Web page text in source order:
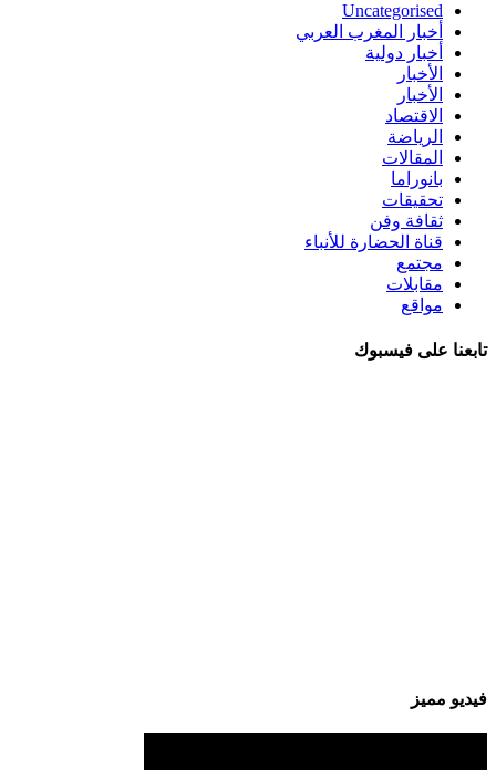
Uncategorised
أخبار المغرب العربي
أخبار دولية
الأخبار
الأخبار
الاقتصاد
الرياضة
المقالات
بانوراما
تحقيقات
ثقافة وفن
قناة الحضارة للأنباء
مجتمع
مقابلات
مواقع
تابعنا على فيسبوك
فيديو مميز